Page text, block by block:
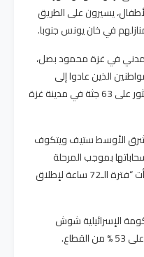
يسيرون على الطريق
في خان يونس جنوبا.
في غزة محمود بصل،
الذين عادوا إلى
الشمال الجمعة، كما أوضح أنه تم العثور على 63 جثة في مدينة غزة
الأوسط ستيف ويتكوف
بموجب المرحلة
الأولى لاتفاق غزة، معتبرا أنه بذلك بدأت “فترة الـ72 ساعة لإطلاق
الإسرائيلية شوش